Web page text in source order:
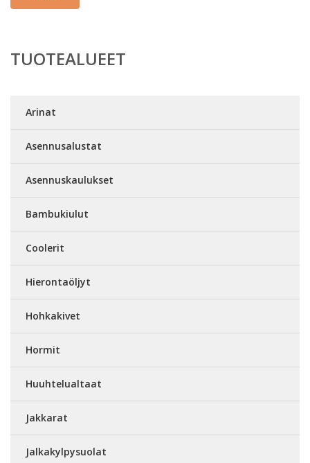
TUOTEALUEET
Arinat
Asennusalustat
Asennuskaulukset
Bambukiulut
Coolerit
Hierontaöljyt
Hohkakivet
Hormit
Huuhtelualtaat
Jakkarat
Jalkakylpysuolat